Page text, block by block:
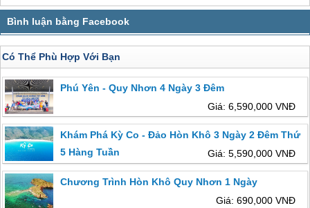
Có Thể Phù Hợp Với Bạn
Phú Yên - Quy Nhơn 4 Ngày 3 Đêm
Giá: 6,590,000 VNĐ
Khám Phá Kỳ Co - Đảo Hòn Khô 3 Ngày 2 Đêm Thứ
5 Hàng Tuần
Giá: 5,590,000 VNĐ
Chương Trình Hòn Khô Quy Nhơn 1 Ngày
Giá: 690,000 VNĐ